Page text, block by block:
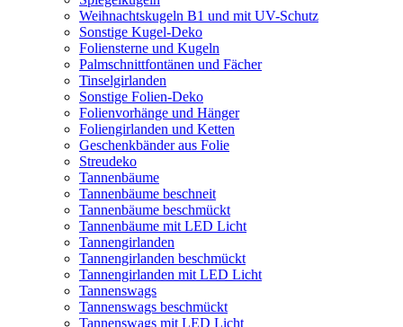
Weihnachtskugeln B1 und mit UV-Schutz
Sonstige Kugel-Deko
Foliensterne und Kugeln
Palmschnittfontänen und Fächer
Tinselgirlanden
Sonstige Folien-Deko
Folienvorhänge und Hänger
Foliengirlanden und Ketten
Geschenkbänder aus Folie
Streudeko
Tannenbäume
Tannenbäume beschneit
Tannenbäume beschmückt
Tannenbäume mit LED Licht
Tannengirlanden
Tannengirlanden beschmückt
Tannengirlanden mit LED Licht
Tannenswags
Tannenswags beschmückt
Tannenswags mit LED Licht